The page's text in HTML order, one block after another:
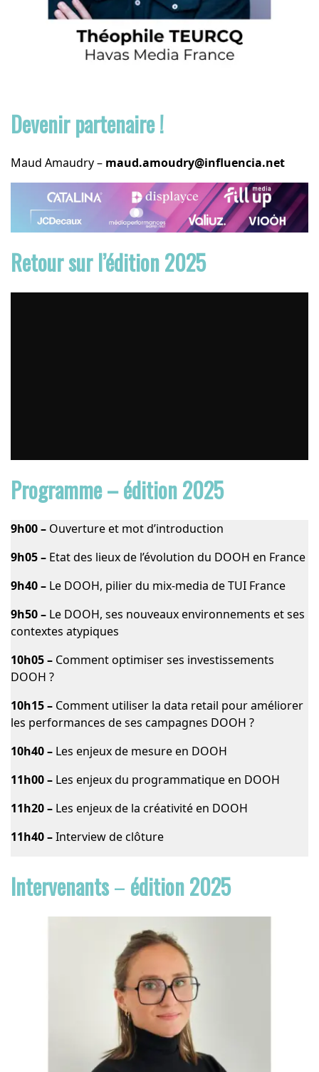
Devenir partenaire !
Maud Amaudry – maud.amoudry@influencia.net
Retour sur l’édition 2025
Programme – édition 2025
9h00 – Ouverture et mot d’introduction
9h05 – Etat des lieux de l’évolution du DOOH en France
9h40 – Le DOOH, pilier du mix-media de TUI France
9h50 – Le DOOH, ses nouveaux environnements et ses
contextes atypiques
10h05 – Comment optimiser ses investissements
DOOH ?
10h15 – Comment utiliser la data retail pour améliorer
les performances de ses campagnes DOOH ?
10h40 – Les enjeux de mesure en DOOH
11h00 – Les enjeux du programmatique en DOOH
11h20 – Les enjeux de la créativité en DOOH
11h40 –Interview de clôture
Intervenants– édition 2025